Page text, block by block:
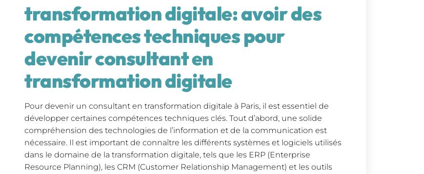
transformation digitale: avoir des
compétences techniques pour
devenir consultant en
transformation digitale
Pour devenir un consultant en transformation digitale à Paris, il est essentiel de
développer certaines compétences techniques clés. Tout d’abord, une solide
compréhension des technologies de l’information et de la communication est
nécessaire. Il est important de connaître les différents systèmes et logiciels utilisés
dans le domaine de la transformation digitale, tels que les ERP (Enterprise
Resource Planning), les CRM (Customer Relationship Management) et les outils